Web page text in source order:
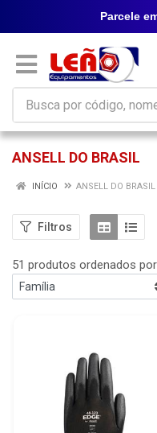
Parcele
ANSELL DO BRASIL
INÍCIO ANSELL DO BRASIL
Filtros
51 produtos ordenados